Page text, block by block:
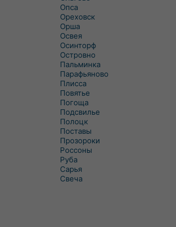
Опса
Ореховск
Орша
Освея
Осинторф
Островно
Пальминка
Парафьяново
Плисса
Повятье
Погоща
Подсвилье
Полоцк
Поставы
Прозороки
Россоны
Руба
Сарья
Свеча